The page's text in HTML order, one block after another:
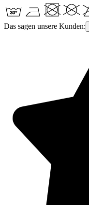
Das sagen unsere Kunden: